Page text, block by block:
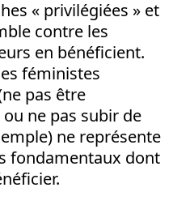
« privilégiées » et
contre les
en bénéficient.
féministes
pas être
ne pas subir de
ne représente
fondamentaux dont